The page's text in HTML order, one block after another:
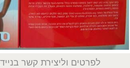
לפרטים וליצירת קשר בנייד: 052-